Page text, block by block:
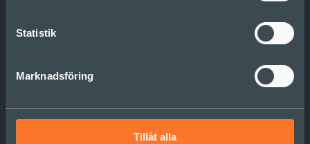
Statistik
Marknadsföring
Tillåt alla